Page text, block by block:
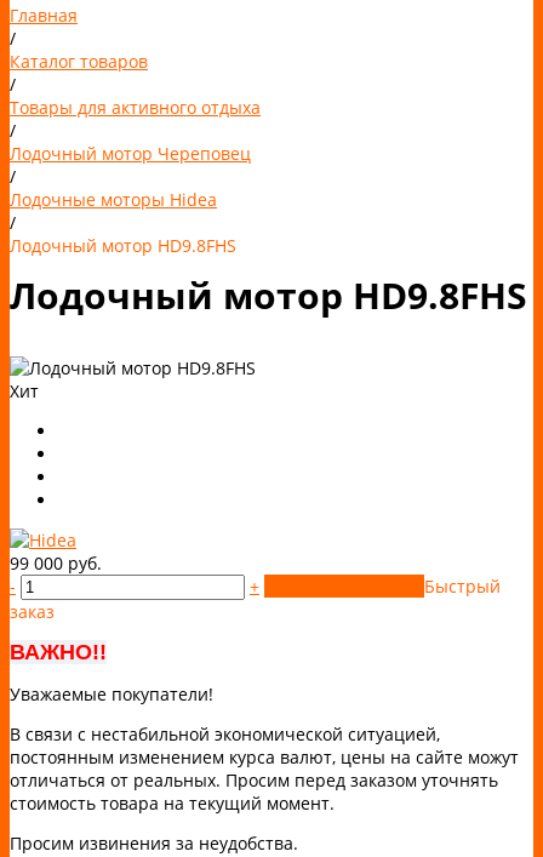
Главная
/
Каталог товаров
/
Товары для активного отдыха
/
Лодочный мотор Череповец
/
Лодочные моторы Hidea
/
Лодочный мотор HD9.8FHS
Лодочный мотор HD9.8FHS
Хит
99 000 руб.
-
+
Быстрый
заказ
ВАЖНО!!
Уважаемые покупатели!
В связи с нестабильной экономической ситуацией,
постоянным изменением курса валют, цены на сайте можут
отличаться от реальных. Просим перед заказом уточнять
стоимость товара на текущий момент.
Просим извинения за неудобства.